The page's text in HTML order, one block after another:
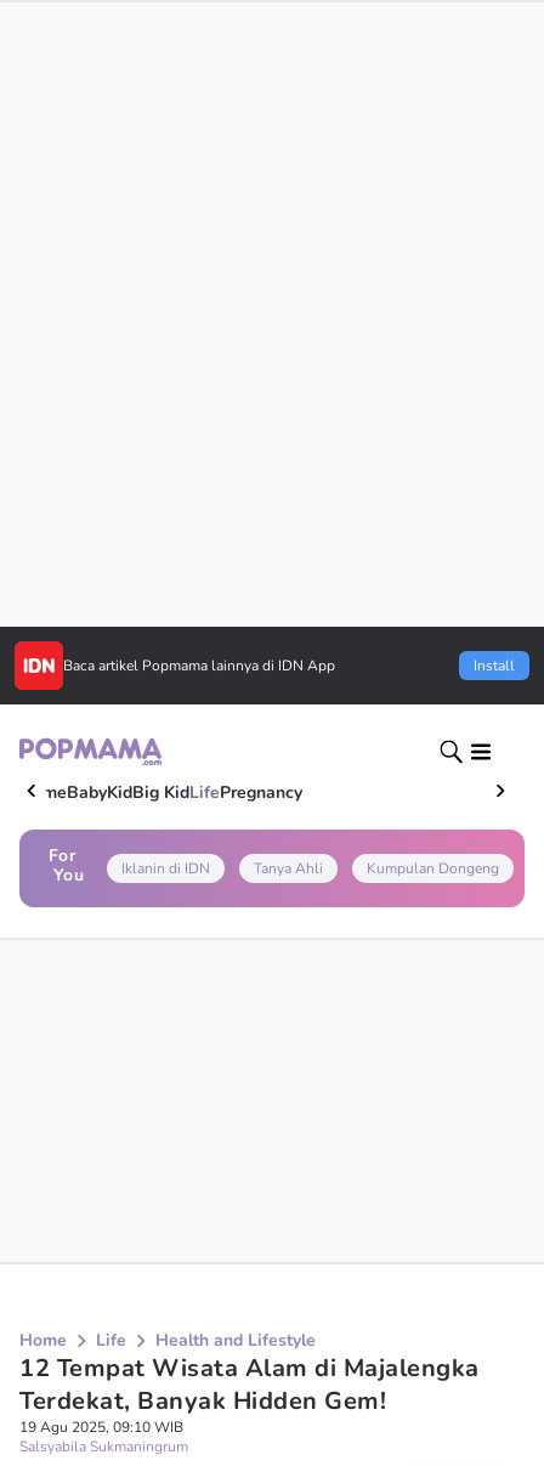
Baca artikel Popmama lainnya di IDN App Install
HomeBabyKidBig KidLifePregnancy
For
You
Iklanin di IDN Tanya Ahli Kumpulan Dongeng
Home Life Health and Lifestyle
12 Tempat Wisata Alam di Majalengka
Terdekat, Banyak Hidden Gem!
19 Agu 2025, 09:10 WIB
Salsyabila Sukmaningrum